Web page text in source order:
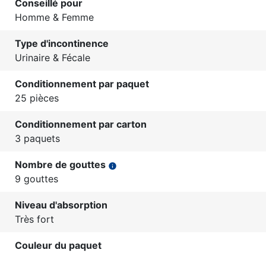
Conseillé pour
Homme & Femme
Type d'incontinence
Urinaire & Fécale
Conditionnement par paquet
25 pièces
Conditionnement par carton
3 paquets
Nombre de gouttes info
9 gouttes
Niveau d'absorption
Très fort
Couleur du paquet